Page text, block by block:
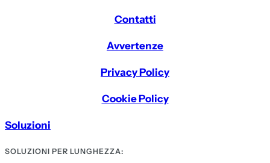
Contatti
Avvertenze
Privacy Policy
Cookie Policy
Soluzioni
SOLUZIONI PER LUNGHEZZA: